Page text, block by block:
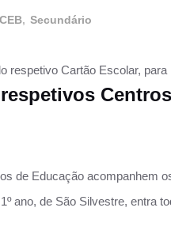
, Secundário
respetivo Cartão Escolar,
de Educação acompanhem
ano, de São Silvestre, entra